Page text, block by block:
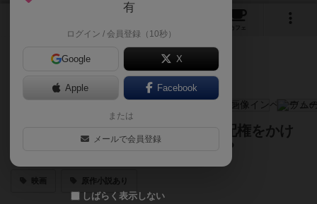
カフェ
砂の惑星デューン。スパイスの支配権をかけ
て、激しい抗争を制するのは誰だ？
映画 原作小説あり
有
ログイン / 会員登録（10秒）
Google X
Apple Facebook
または
メールで会員登録
しばらく表示しない